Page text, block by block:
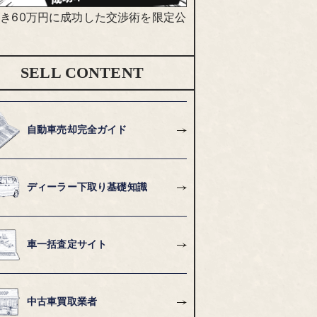
60万円に成功した交渉術を限定公
SELL CONTENT
自動車売却完全ガイド
ディーラー下取り基礎知識
車一括査定サイト
中古車買取業者